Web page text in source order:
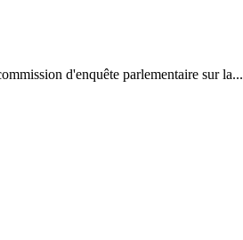
d'enquête parlementaire sur la...